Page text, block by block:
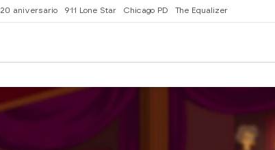
20 aniversario 911 Lone Star Chicago PD The Equalizer